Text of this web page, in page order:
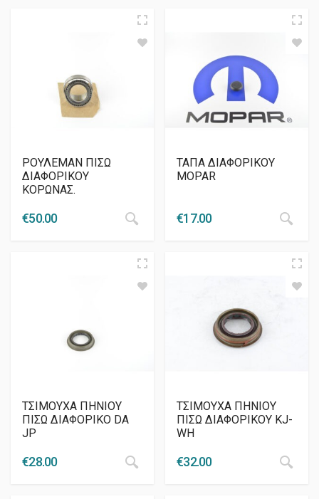
ΡΟΥΛΕΜΑΝ ΠΙΣΩ
ΔΙΑΦΟΡΙΚΟΥ
ΚΟΡΩΝΑΣ.
€50.00
ΤΑΠΑ ΔΙΑΦΟΡΙΚΟΥ
MOPAR
€17.00
ΤΣΙΜΟΥΧΑ ΠΗΝΙΟΥ
ΠΙΣΩ ΔΙΑΦΟΡΙΚΟ DA
JP
€28.00
ΤΣΙΜΟΥΧΑ ΠΗΝΙΟΥ
ΠΙΣΩ ΔΙΑΦΟΡΙΚΟΥ ΚJ-
WH
€32.00